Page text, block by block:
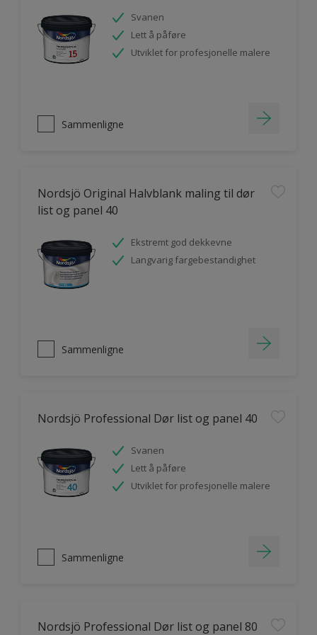
Svanen
Lett å påføre
Utviklet for profesjonelle malere
Sammenligne
Nordsjö Original Halvblank maling til dør
list og panel 40
Ekstremt god dekkevne
Langvarig fargebestandighet
Sammenligne
Nordsjö Professional Dør list og panel 40
Svanen
Lett å påføre
Utviklet for profesjonelle malere
Sammenligne
Nordsjö Professional Dør list og panel 80